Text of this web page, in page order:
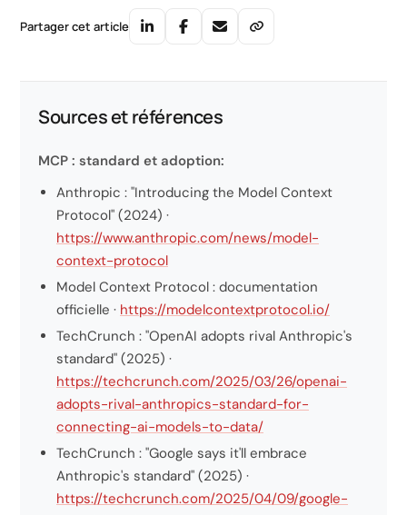
Partager cet article
Sources et références
MCP : standard et adoption:
Anthropic : "Introducing the Model Context
Protocol" (2024) ·
https://www.anthropic.com/news/model-
context-protocol
Model Context Protocol : documentation
officielle · https://modelcontextprotocol.io/
TechCrunch : "OpenAI adopts rival Anthropic's
standard" (2025) ·
https://techcrunch.com/2025/03/26/openai-
adopts-rival-anthropics-standard-for-
connecting-ai-models-to-data/
TechCrunch : "Google says it'll embrace
Anthropic's standard" (2025) ·
https://techcrunch.com/2025/04/09/google-